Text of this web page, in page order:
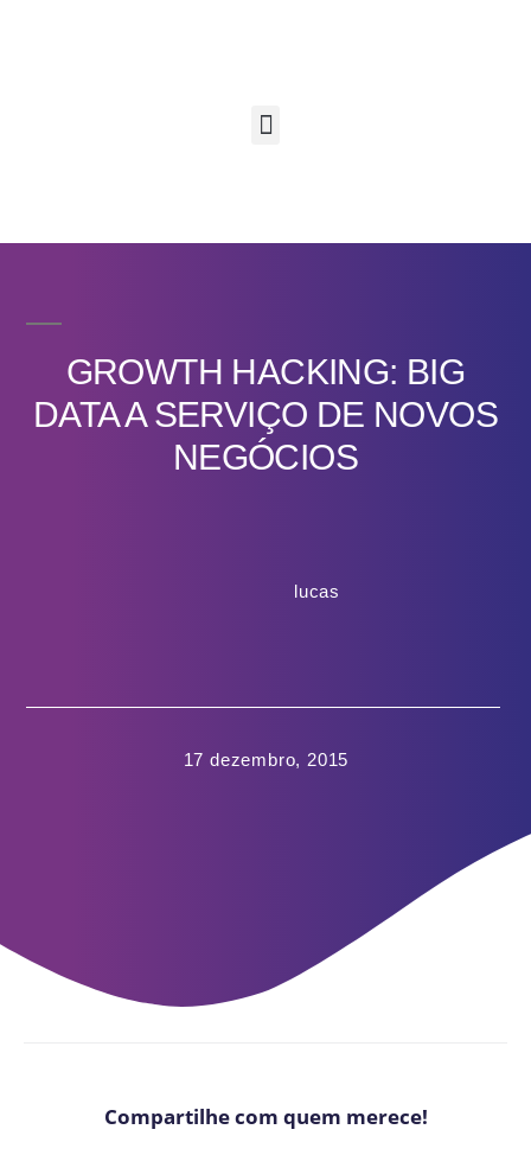
GROWTH HACKING: BIG
DATA A SERVIÇO DE NOVOS
NEGÓCIOS
lucas
17 dezembro, 2015
Compartilhe com quem merece!